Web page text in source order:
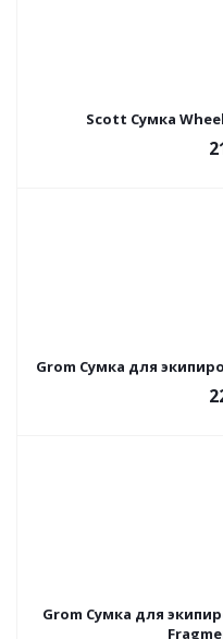
Scott Сумка
Grom Сумка для
Grom Сумка для